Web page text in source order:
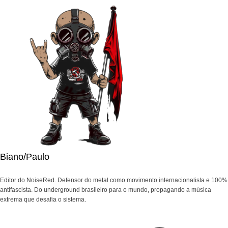
Biano/Paulo
Editor do NoiseRed. Defensor do metal como movimento internacionalista e 100%
antifascista. Do underground brasileiro para o mundo, propagando a música
extrema que desafia o sistema.